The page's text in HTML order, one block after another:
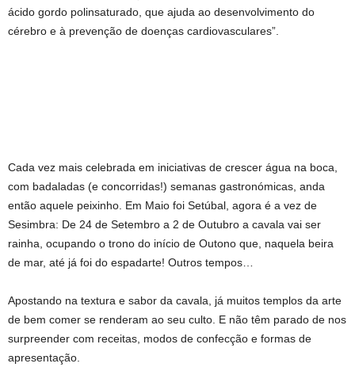
ácido gordo polinsaturado, que ajuda ao desenvolvimento do
cérebro e à prevenção de doenças cardiovasculares”.
Cada vez mais celebrada em iniciativas de crescer água na boca,
com badaladas (e concorridas!) semanas gastronómicas, anda
então aquele peixinho. Em Maio foi Setúbal, agora é a vez de
Sesimbra: De 24 de Setembro a 2 de Outubro a cavala vai ser
rainha, ocupando o trono do início de Outono que, naquela beira
de mar, até já foi do espadarte! Outros tempos…
Apostando na textura e sabor da cavala, já muitos templos da arte
de bem comer se renderam ao seu culto. E não têm parado de nos
surpreender com receitas, modos de confecção e formas de
apresentação.